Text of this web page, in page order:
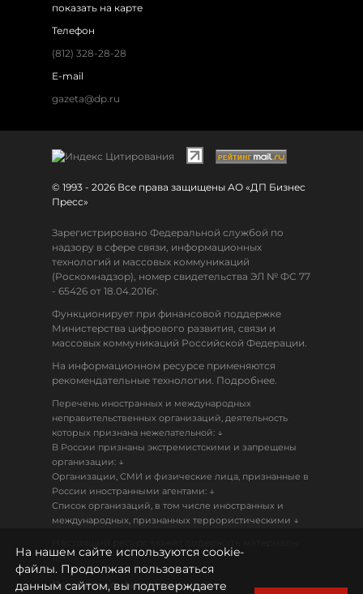
показать на карте
Телефон
(812) 328-28-28
E-mail
gazeta@dp.ru
© 1993 - 2026 Все права защищены АО «ДП Бизнес
Пресс»
Зарегистрировано Федеральной службой по
надзору в сфере связи, информационных
технологий и массовых коммуникаций
(Роскомнадзор), номер свидетельства ЭЛ № ФС 77
- 65426 от 18.04.2016г.
Функционирует при финансовой поддержке
Министерства цифрового развития, связи и
массовых коммуникаций Российской Федерации.
На информационном ресурсе применяются
рекомендательные технологии. Подробнее.
Перечень иностранных и международных
неправительственных организаций, деятельность
которых признана нежелательной: ↓
В России признаны экстремистскими и запрещены
организации: ↓
Организации, СМИ и физические лица, признанные в
России иностранными агентами: ↓
Список организаций, в том числе иностранных и
международных, признанных террористическими ↓
18+
Политика конфиденциальности
На нашем сайте используются cookie-
файлы. Продолжая пользоваться
данным сайтом, вы подтверждаете